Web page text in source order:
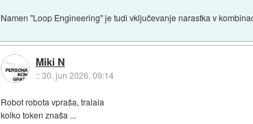
Namen "Loop Engineering" je tudi vključevanje narastka v
Miki N
::30. jun 2026, 09:14
Robot robota vpraša, tralala
kolko token znaša ...